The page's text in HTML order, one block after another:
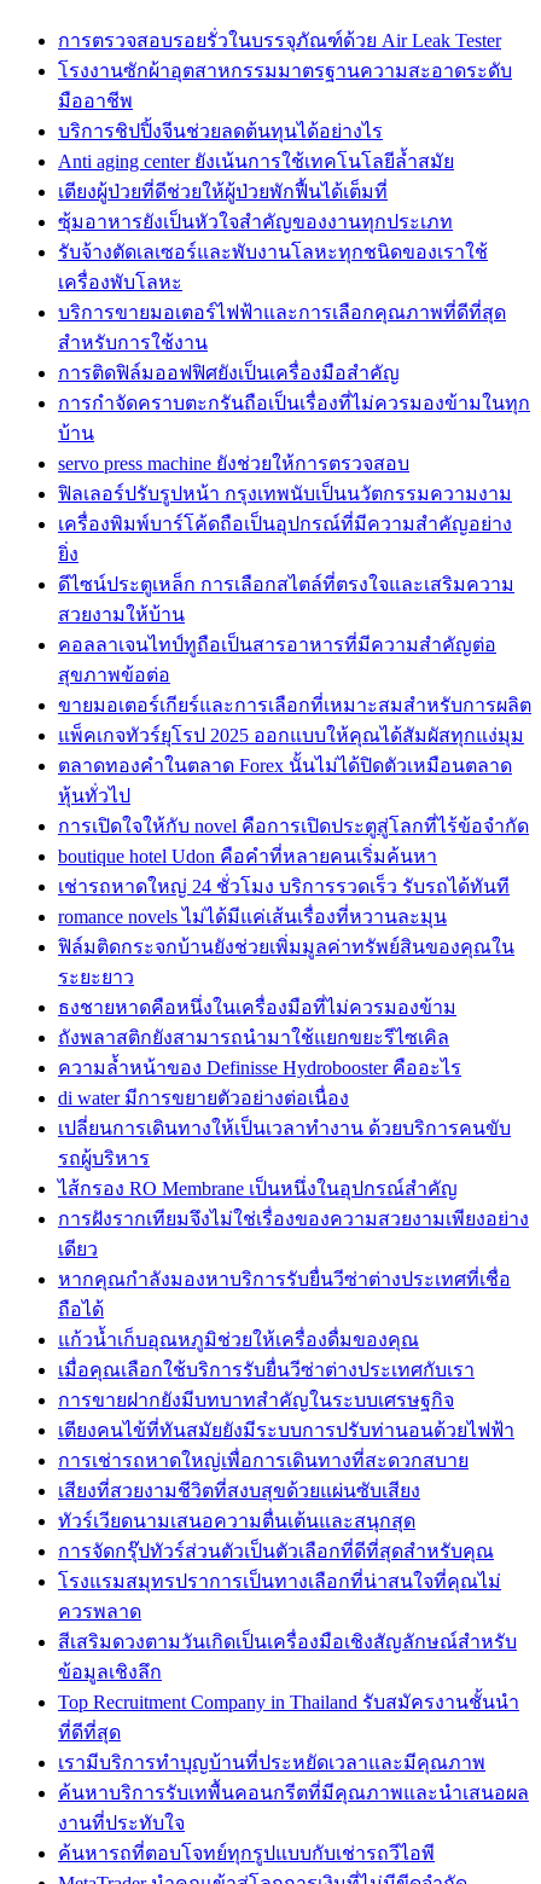
การตรวจสอบรอยรั่วในบรรจุภัณฑ์ด้วย Air Leak Tester
โรงงานซักผ้าอุตสาหกรรมมาตรฐานความสะอาดระดับ
มืออาชีพ
บริการชิปปิ้งจีนช่วยลดต้นทุนได้อย่างไร
Anti aging center ยังเน้นการใช้เทคโนโลยีล้ำสมัย
เตียงผู้ป่วยที่ดีช่วยให้ผู้ป่วยพักฟื้นได้เต็มที่
ซุ้มอาหารยังเป็นหัวใจสำคัญของงานทุกประเภท
รับจ้างตัดเลเซอร์และพับงานโลหะทุกชนิดของเราใช้
เครื่องพับโลหะ
บริการขายมอเตอร์ไฟฟ้าและการเลือกคุณภาพที่ดีที่สุด
สำหรับการใช้งาน
การติดฟิล์มออฟฟิศยังเป็นเครื่องมือสำคัญ
การกำจัดคราบตะกรันถือเป็นเรื่องที่ไม่ควรมองข้ามในทุก
บ้าน
servo press machine ยังช่วยให้การตรวจสอบ
ฟิลเลอร์ปรับรูปหน้า กรุงเทพนับเป็นนวัตกรรมความงาม
เครื่องพิมพ์บาร์โค้ดถือเป็นอุปกรณ์ที่มีความสำคัญอย่าง
ยิ่ง
ดีไซน์ประตูเหล็ก การเลือกสไตล์ที่ตรงใจและเสริมความ
สวยงามให้บ้าน
คอลลาเจนไทป์ทูถือเป็นสารอาหารที่มีความสำคัญต่อ
สุขภาพข้อต่อ
ขายมอเตอร์เกียร์และการเลือกที่เหมาะสมสำหรับการผลิต
แพ็คเกจทัวร์ยุโรป 2025 ออกแบบให้คุณได้สัมผัสทุกแง่มุม
ตลาดทองคำในตลาด Forex นั้นไม่ได้ปิดตัวเหมือนตลาด
หุ้นทั่วไป
การเปิดใจให้กับ novel คือการเปิดประตูสู่โลกที่ไร้ข้อจำกัด
boutique hotel Udon คือคำที่หลายคนเริ่มค้นหา
เช่ารถหาดใหญ่ 24 ชั่วโมง บริการรวดเร็ว รับรถได้ทันที
romance novels ไม่ได้มีแค่เส้นเรื่องที่หวานละมุน
ฟิล์มติดกระจกบ้านยังช่วยเพิ่มมูลค่าทรัพย์สินของคุณใน
ระยะยาว
ธงชายหาดคือหนึ่งในเครื่องมือที่ไม่ควรมองข้าม
ถังพลาสติกยังสามารถนำมาใช้แยกขยะรีไซเคิล
ความล้ำหน้าของ Definisse Hydrobooster คืออะไร
di water มีการขยายตัวอย่างต่อเนื่อง
เปลี่ยนการเดินทางให้เป็นเวลาทำงาน ด้วยบริการคนขับ
รถผู้บริหาร
ไส้กรอง RO Membrane เป็นหนึ่งในอุปกรณ์สำคัญ
การฝังรากเทียมจึงไม่ใช่เรื่องของความสวยงามเพียงอย่าง
เดียว
หากคุณกำลังมองหาบริการรับยื่นวีซ่าต่างประเทศที่เชื่อ
ถือได้
แก้วน้ำเก็บอุณหภูมิช่วยให้เครื่องดื่มของคุณ
เมื่อคุณเลือกใช้บริการรับยื่นวีซ่าต่างประเทศกับเรา
การขายฝากยังมีบทบาทสำคัญในระบบเศรษฐกิจ
เตียงคนไข้ที่ทันสมัยยังมีระบบการปรับท่านอนด้วยไฟฟ้า
การเช่ารถหาดใหญ่เพื่อการเดินทางที่สะดวกสบาย
เสียงที่สวยงามชีวิตที่สงบสุขด้วยแผ่นซับเสียง
ทัวร์เวียดนามเสนอความตื่นเต้นและสนุกสุด
การจัดกรุ๊ปทัวร์ส่วนตัวเป็นตัวเลือกที่ดีที่สุดสำหรับคุณ
โรงแรมสมุทรปราการเป็นทางเลือกที่น่าสนใจที่คุณไม่
ควรพลาด
สีเสริมดวงตามวันเกิดเป็นเครื่องมือเชิงสัญลักษณ์สำหรับ
ข้อมูลเชิงลึก
Top Recruitment Company in Thailand รับสมัครงานชั้นนำ
ที่ดีที่สุด
เรามีบริการทำบุญบ้านที่ประหยัดเวลาและมีคุณภาพ
ค้นหาบริการรับเทพื้นคอนกรีตที่มีคุณภาพและนำเสนอผล
งานที่ประทับใจ
ค้นหารถที่ตอบโจทย์ทุกรูปแบบกับเช่ารถวีไอพี